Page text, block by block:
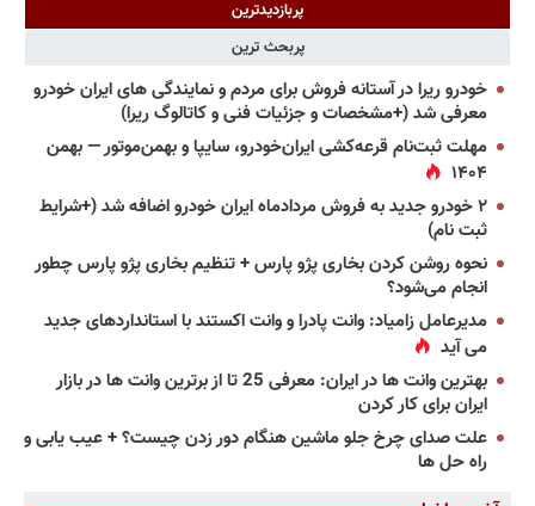
پربازدیدترین
پربحث ترین
خودرو ریرا در آستانه فروش برای مردم و نمایندگی های ایران خودرو
معرفی شد (+مشخصات و جزئیات فنی و کاتالوگ ریرا)
مهلت ثبت‌نام قرعه‌کشی ایران‌خودرو، سایپا و بهمن‌موتور — بهمن
۱۴۰۴
۲ خودرو جدید به فروش مردادماه ایران خودرو اضافه شد (+شرایط
ثبت نام)
نحوه روشن کردن بخاری پژو پارس + تنظیم بخاری پژو پارس چطور
انجام می‌شود؟
مدیرعامل زامیاد: وانت پادرا و وانت اکستند با استانداردهای جدید
می آید
بهترین وانت ها در ایران: معرفی 25 تا از برترین وانت ها در بازار
ایران برای کار کردن
علت صدای چرخ جلو ماشین هنگام دور زدن چیست؟ + عیب یابی و
راه حل ها